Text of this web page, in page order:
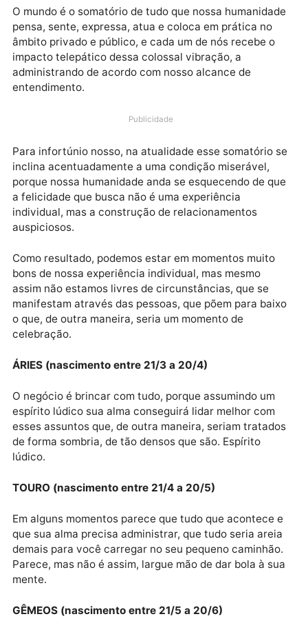
Data estelar: Sol e Plutão em
oposição.
O mundo é o somatório de tudo que nossa
âmbito privado e público, e cada um de nós recebe o
administrando de acordo com nosso alcance de
entendimento.
Publicidade
Para infortúnio nosso, na atualidade esse somatório
inclina acentuadamente a uma condição miserável,
porque nossa humanidade anda se esquecendo de
a felicidade que busca não é uma experiência
individual, mas a construção de relacionamentos
auspiciosos.
Como resultado, podemos estar em momentos muito
bons de nossa experiência individual, mas mesmo
assim não estamos livres de circunstâncias, que se
manifestam através das pessoas, que põem para
o que, de outra maneira, seria um momento de
celebração.
espírito lúdico sua alma conseguirá lidar melhor com
esses assuntos que, de outra maneira, seriam
de forma sombria, de tão densos que são. Espírito
lúdico.
TOURO (nascimento entre 21/4 a 20/5)